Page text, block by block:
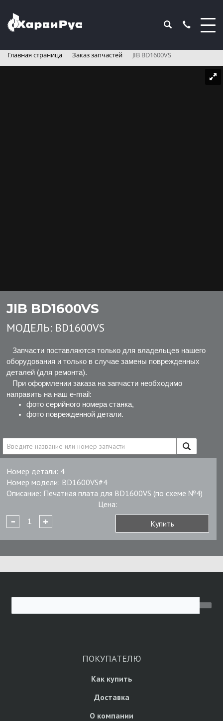
Главная страница Заказ запчастей JIB BD1600VS
JIB BD1600VS
МОДЕЛЬ: BD1600VS
Запчасти поставляются только для владельцев нашего
оборудования и только в случае замены поврежденных
деталей (для ремонта).
При оформлении заказа на запчасти необходимо
направить на наш e-mail:
фото серийного номера станка,
фото поврежденной детали.
Номер детали: 4
Номер модели: BD1600VS#4
Описание: Печатная плата для BD1600VS (по схеме №4)
Цена:
Купить
ПОКУПАТЕЛЮ
Как купить
Доставка
О компании